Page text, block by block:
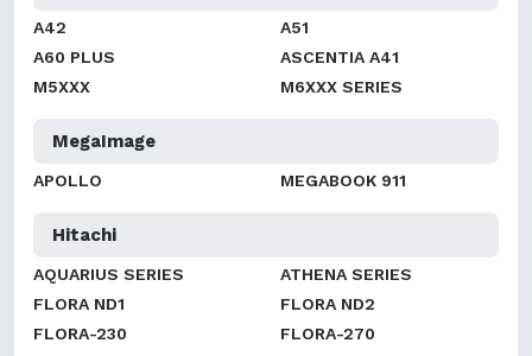
A42
A51
A60 PLUS
ASCENTIA A41
M5XXX
M6XXX SERIES
MegaImage
APOLLO MEGABOOK 911
Hitachi
AQUARIUS SERIES
ATHENA SERIES
FLORA ND1
FLORA ND2
FLORA-230
FLORA-270